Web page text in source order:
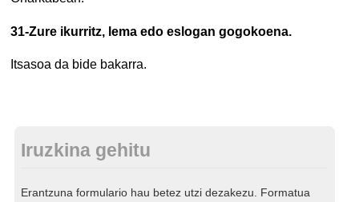
31-Zure ikurritz, lema edo eslogan gogokoena.
Itsasoa da bide bakarra.
Iruzkina gehitu
Erantzuna formulario hau betez utzi dezakezu. Formatua